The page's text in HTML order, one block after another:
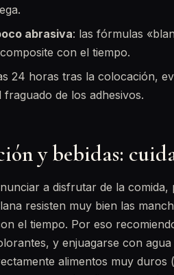
abrasiva: las fórmulas
con el tiempo.
24 horas tras la colocación,
de los adhesivos.
y bebidas:
a disfrutar de la
resisten muy bien las
el tiempo. Por eso
y enjuagarse con
alimentos muy